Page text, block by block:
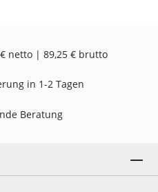
netto | 89,25 € brutto
in 1-2 Tagen
Beratung